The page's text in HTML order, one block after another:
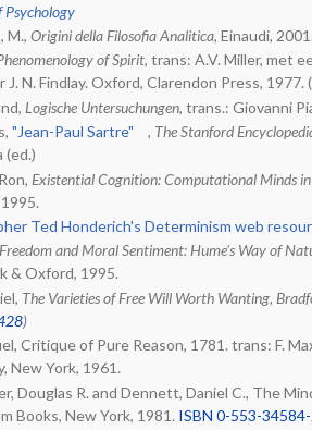
Psychology
M., Origini della Filosofia Analitica, Einaudi,
of Spirit, trans: A.V. Miller, met
N. Findlay. Oxford, Clarendon Press, 1977. (
Logische Untersuchungen, trans.: Giovanni
"Jean-Paul Sartre" , The Stanford
(ed.)
Existential Cognition: Computational Minds
Ted Honderich's Determinism web
Freedom and Moral Sentiment: Hume's Way of
& Oxford, 1995.
The Varieties of Free Will Worth Wanting,
)
Critique of Pure Reason, 1781. trans: F.
New York, 1961.
Douglas R. and Dennett, Daniel C., The
Books, New York, 1981. ISBN 0-553-